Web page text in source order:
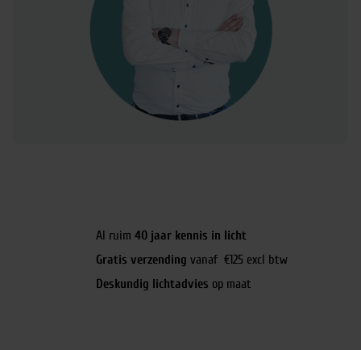
Al ruim 40 jaar kennis in licht
Gratis verzending vanaf €125 excl btw
Deskundig lichtadvies op maat